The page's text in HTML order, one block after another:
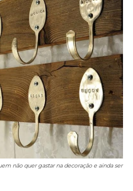
não quer gastar na decoração e ainda ser